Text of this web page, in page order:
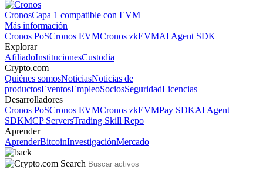
CronosCapa 1 compatible con EVM
Más información
Cronos PoSCronos EVMCronos zkEVMAI Agent SDK
Explorar
AfiliadoInstitucionesCustodia
Crypto.com
Quiénes somosNoticiasNoticias de
productosEventosEmpleoSociosSeguridadLicencias
Desarrolladores
Cronos PoSCronos EVMCronos zkEVMPay SDKAI Agent
SDKMCP ServersTrading Skill Repo
Aprender
AprenderBitcoinInvestigaciónMercado